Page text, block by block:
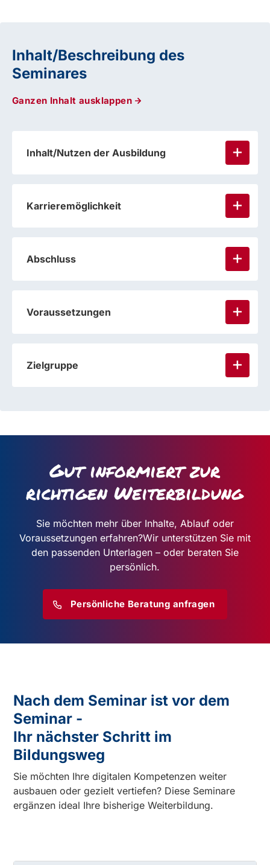
Inhalt/Beschreibung des
Seminares
Ganzen Inhalt ausklappen
Inhalt/Nutzen der Ausbildung
Karrieremöglichkeit
Abschluss
Voraussetzungen
Zielgruppe
Gut informiert zur
richtigen Weiterbildung
Sie möchten mehr über Inhalte, Ablauf oder
Voraussetzungen erfahren?Wir unterstützen Sie mit
den passenden Unterlagen – oder beraten Sie
persönlich.
Persönliche Beratung anfragen
Nach dem Seminar ist vor dem
Seminar -
Ihr nächster Schritt im
Bildungsweg
Sie möchten Ihre digitalen Kompetenzen weiter
ausbauen oder gezielt vertiefen? Diese Seminare
ergänzen ideal Ihre bisherige Weiterbildung.